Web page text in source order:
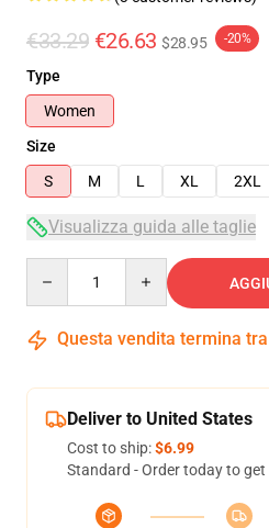
€33.29 €26.63 $28.95 -20%
Type
Women
Size
S
M L XL 2XL
Visualizza guida alle taglie
Questa vendita termina tra
Deliver to United States
Cost to ship:$6.99
Standard - Order today to get